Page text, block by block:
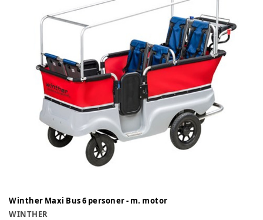
Winther Maxi Bus 6 personer - m. motor
WINTHER